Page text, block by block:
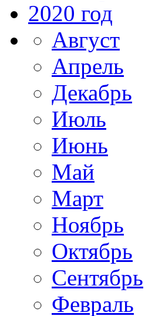
2020 год
Август
Апрель
Декабрь
Июль
Июнь
Май
Март
Ноябрь
Октябрь
Сентябрь
Февраль